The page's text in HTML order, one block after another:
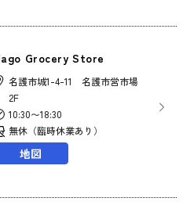
Grocery Store
名護市城1-4-11 名護市営市場
2F
10:30〜18:30
無休（臨時休業あり）
地図